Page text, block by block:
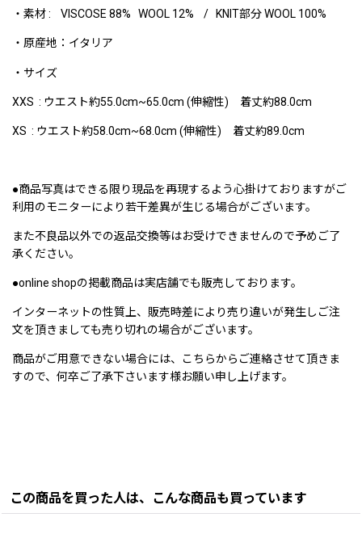
・素材 : VISCOSE 88% WOOL 12% / KNIT部分 WOOL 100%
・原産地：イタリア
・サイズ
XXS : ウエスト約55.0cm~65.0cm (伸縮性) 着丈約88.0cm
XS : ウエスト約58.0cm~68.0cm (伸縮性) 着丈約89.0cm
●商品写真はできる限り現品を再現するよう心掛けておりますがご
利用のモニターにより若干差異が生じる場合がございます。
また不良品以外での返品交換等はお受けできませんので予めご了
承ください。
●online shopの掲載商品は実店舗でも販売しております。
インターネットの性質上、販売時差により売り違いが発生しご注
文を頂きましても売り切れの場合がございます。
商品がご用意できない場合には、こちらからご連絡させて頂きま
すので、何卒ご了承下さいます様お願い申し上げます。
この商品を買った人は、こんな商品も買っています